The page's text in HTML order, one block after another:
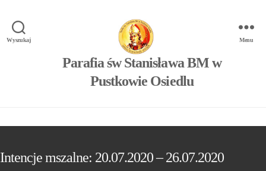
Wyszukaj
Parafia św Stanisława BM w
Pustkowie Osiedlu
Menu
Intencje mszalne: 20.07.2020 – 26.07.2020